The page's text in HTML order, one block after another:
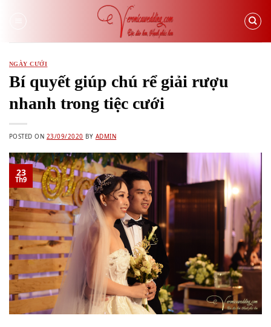
NGÀY CƯỚI
Bí quyết giúp chú rể giải rượu
nhanh trong tiệc cưới
POSTED ON 23/09/2020 BY ADMIN
23
Th9